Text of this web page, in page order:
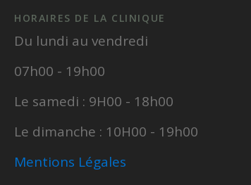
HORAIRES DE LA CLINIQUE
Du lundi au vendredi
07h00 - 19h00
Le samedi : 9H00 - 18h00
Le dimanche : 10H00 - 19h00
Mentions Légales